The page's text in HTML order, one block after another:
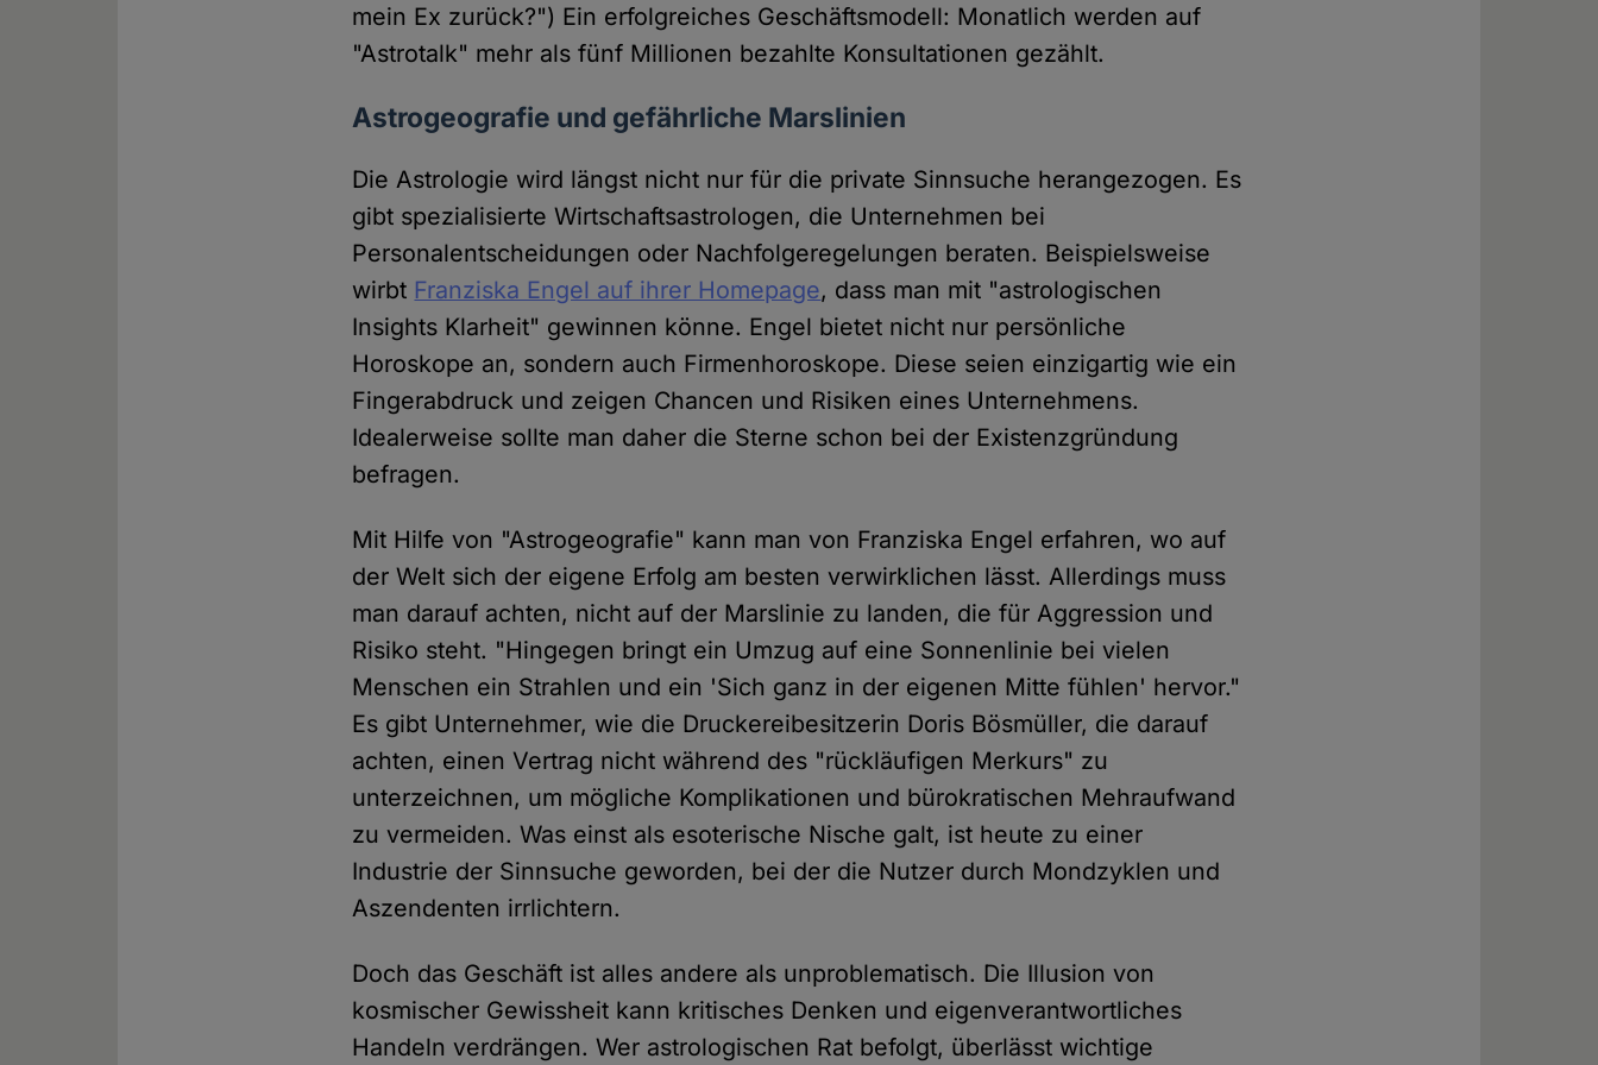
mein Ex zurück?") Ein erfolgreiches Geschäftsmodell: Monatlich werden auf
"Astrotalk" mehr als fünf Millionen bezahlte Konsultationen gezählt.
Astrogeografie und gefährliche Marslinien
Die Astrologie wird längst nicht nur für die private Sinnsuche herangezogen. Es
gibt spezialisierte Wirtschaftsastrologen, die Unternehmen bei
Personalentscheidungen oder Nachfolgeregelungen beraten. Beispielsweise
wirbt Franziska Engel auf ihrer Homepage, dass man mit "astrologischen
Insights Klarheit" gewinnen könne. Engel bietet nicht nur persönliche
Horoskope an, sondern auch Firmenhoroskope. Diese seien einzigartig wie ein
Fingerabdruck und zeigen Chancen und Risiken eines Unternehmens.
Idealerweise sollte man daher die Sterne schon bei der Existenzgründung
befragen.
Mit Hilfe von "Astrogeografie" kann man von Franziska Engel erfahren, wo auf
der Welt sich der eigene Erfolg am besten verwirklichen lässt. Allerdings muss
man darauf achten, nicht auf der Marslinie zu landen, die für Aggression und
Risiko steht. "Hingegen bringt ein Umzug auf eine Sonnenlinie bei vielen
Menschen ein Strahlen und ein 'Sich ganz in der eigenen Mitte fühlen' hervor."
Es gibt Unternehmer, wie die Druckereibesitzerin Doris Bösmüller, die darauf
achten, einen Vertrag nicht während des "rückläufigen Merkurs" zu
unterzeichnen, um mögliche Komplikationen und bürokratischen Mehraufwand
zu vermeiden. Was einst als esoterische Nische galt, ist heute zu einer
Industrie der Sinnsuche geworden, bei der die Nutzer durch Mondzyklen und
Aszendenten irrlichtern.
Doch das Geschäft ist alles andere als unproblematisch. Die Illusion von
kosmischer Gewissheit kann kritisches Denken und eigenverantwortliches
Handeln verdrängen. Wer astrologischen Rat befolgt, überlässt wichtige